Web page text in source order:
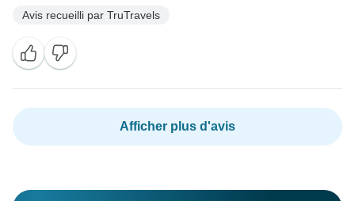
Avis recueilli par TruTravels
Afficher plus d'avis